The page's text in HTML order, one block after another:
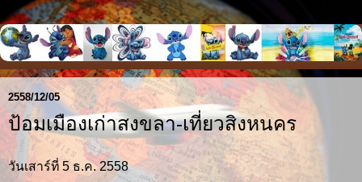
2558/12/05
ป้อมเมืองเก่าสงขลา-เที่ยวสิงหนคร
วันเสาร์ที่ 5 ธ.ค. 2558